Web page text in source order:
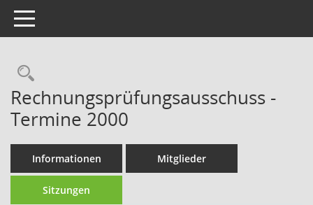
Toggle navigation
Rechercheauswahl
Rechnungsprüfungsausschuss -
Termine 2000
Informationen Mitglieder
Sitzungen